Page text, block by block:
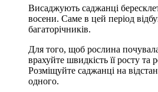
Висаджують саджанці
восени. Саме в цей період
багаторічників.
Для того, щоб рослина
врахуйте швидкість її росту та
Розміщуйте саджанці на
одного.